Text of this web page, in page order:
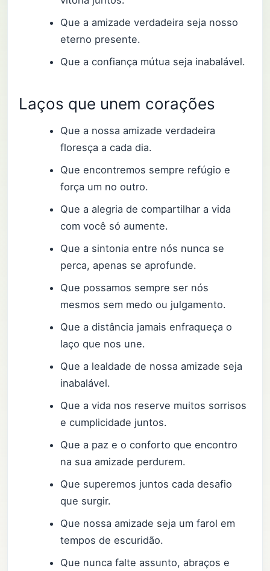
Que a amizade verdadeira seja nosso
eterno presente.
Que a confiança mútua seja inabalável.
Laços que unem corações
Que a nossa amizade verdadeira
floresça a cada dia.
Que encontremos sempre refúgio e
força um no outro.
Que a alegria de compartilhar a vida
com você só aumente.
Que a sintonia entre nós nunca se
perca, apenas se aprofunde.
Que possamos sempre ser nós
mesmos sem medo ou julgamento.
Que a distância jamais enfraqueça o
laço que nos une.
Que a lealdade de nossa amizade seja
inabalável.
Que a vida nos reserve muitos sorrisos
e cumplicidade juntos.
Que a paz e o conforto que encontro
na sua amizade perdurem.
Que superemos juntos cada desafio
que surgir.
Que nossa amizade seja um farol em
tempos de escuridão.
Que nunca falte assunto, abraços e